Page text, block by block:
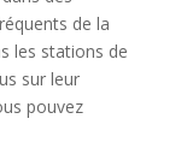
de la
les stations de
sur leur
pouvez